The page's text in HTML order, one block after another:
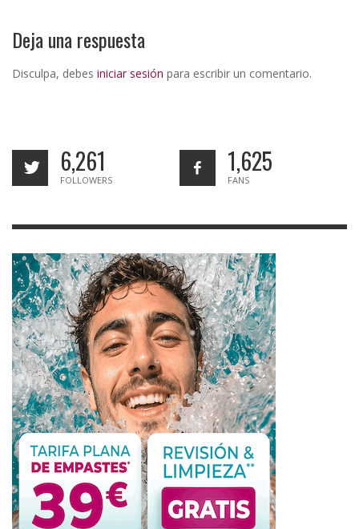
Deja una respuesta
Disculpa, debes iniciar sesión para escribir un comentario.
6,261
FOLLOWERS
1,625
FANS